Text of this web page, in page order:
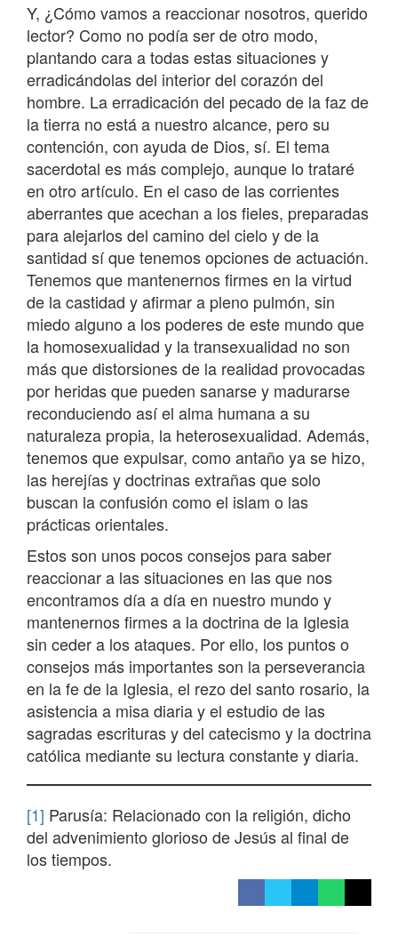
Y, ¿Cómo vamos a reaccionar nosotros, querido
lector? Como no podía ser de otro modo,
plantando cara a todas estas situaciones y
erradicándolas del interior del corazón del
hombre. La erradicación del pecado de la faz de
la tierra no está a nuestro alcance, pero su
contención, con ayuda de Dios, sí. El tema
sacerdotal es más complejo, aunque lo trataré
en otro artículo. En el caso de las corrientes
aberrantes que acechan a los fieles, preparadas
para alejarlos del camino del cielo y de la
santidad sí que tenemos opciones de actuación.
Tenemos que mantenernos firmes en la virtud
de la castidad y afirmar a pleno pulmón, sin
miedo alguno a los poderes de este mundo que
la homosexualidad y la transexualidad no son
más que distorsiones de la realidad provocadas
por heridas que pueden sanarse y madurarse
reconduciendo así el alma humana a su
naturaleza propia, la heterosexualidad. Además,
tenemos que expulsar, como antaño ya se hizo,
las herejías y doctrinas extrañas que solo
buscan la confusión como el islam o las
prácticas orientales.
Estos son unos pocos consejos para saber
reaccionar a las situaciones en las que nos
encontramos día a día en nuestro mundo y
mantenernos firmes a la doctrina de la Iglesia
sin ceder a los ataques. Por ello, los puntos o
consejos más importantes son la perseverancia
en la fe de la Iglesia, el rezo del santo rosario, la
asistencia a misa diaria y el estudio de las
sagradas escrituras y del catecismo y la doctrina
católica mediante su lectura constante y diaria.
[1] Parusía: Relacionado con la religión, dicho
del advenimiento glorioso de Jesús al final de
los tiempos.